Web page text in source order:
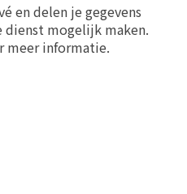
en delen je gegevens
dienst mogelijk maken.
meer informatie.